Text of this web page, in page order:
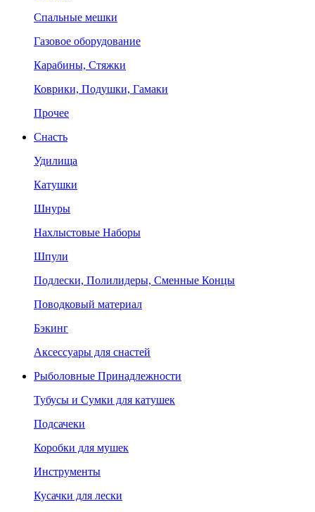
Спальные мешки
Газовое оборудование
Карабины, Стяжки
Коврики, Подушки, Гамаки
Прочее
Снасть
Удилища
Катушки
Шнуры
Нахлыстовые Наборы
Шпули
Подлески, Полилидеры, Сменные Концы
Поводковый материал
Бэкинг
Аксессуары для снастей
Рыболовные Принадлежности
Тубусы и Сумки для катушек
Подсачеки
Коробки для мушек
Инструменты
Кусачки для лески